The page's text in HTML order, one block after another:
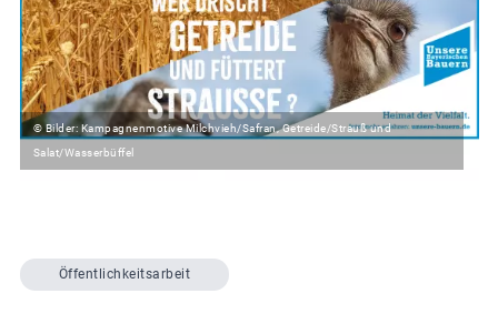
© Bilder: Kampagnenmotive Milchvieh/Safran, Getreide/Strauß und
Salat/Wasserbüffel
Öffentlichkeitsarbeit